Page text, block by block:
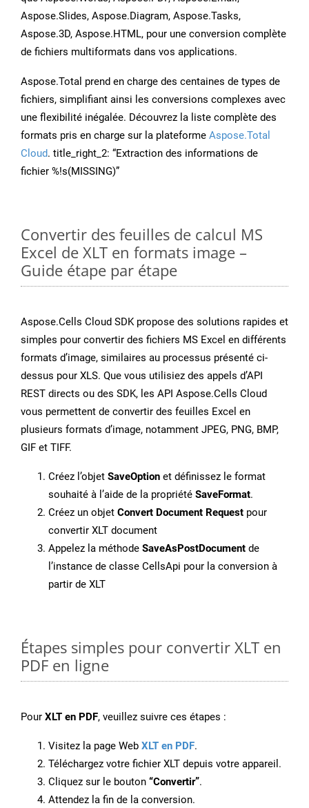
Aspose.Slides, Aspose.Diagram, Aspose.Tasks,
Aspose.3D, Aspose.HTML, pour une conversion complète
de fichiers multiformats dans vos applications.
Aspose.Total prend en charge des centaines de types de
fichiers, simplifiant ainsi les conversions complexes avec
une flexibilité inégalée. Découvrez la liste complète des
formats pris en charge sur la plateforme Aspose.Total
Cloud. title_right_2: “Extraction des informations de
fichier %!s(MISSING)”
Convertir des feuilles de calcul MS
Excel de XLT en formats image –
Guide étape par étape
Aspose.Cells Cloud SDK propose des solutions rapides et
simples pour convertir des fichiers MS Excel en différents
formats d’image, similaires au processus présenté ci-
dessus pour XLS. Que vous utilisiez des appels d’API
REST directs ou des SDK, les API Aspose.Cells Cloud
vous permettent de convertir des feuilles Excel en
plusieurs formats d’image, notamment JPEG, PNG, BMP,
GIF et TIFF.
Créez l’objet SaveOption et définissez le format
souhaité à l’aide de la propriété SaveFormat.
Créez un objet Convert Document Request pour
convertir XLT document
Appelez la méthode SaveAsPostDocument de
l’instance de classe CellsApi pour la conversion à
partir de XLT
Étapes simples pour convertir XLT en
PDF en ligne
Pour XLT en PDF, veuillez suivre ces étapes :
Visitez la page Web XLT en PDF.
Téléchargez votre fichier XLT depuis votre appareil.
Cliquez sur le bouton “Convertir”.
Attendez la fin de la conversion.